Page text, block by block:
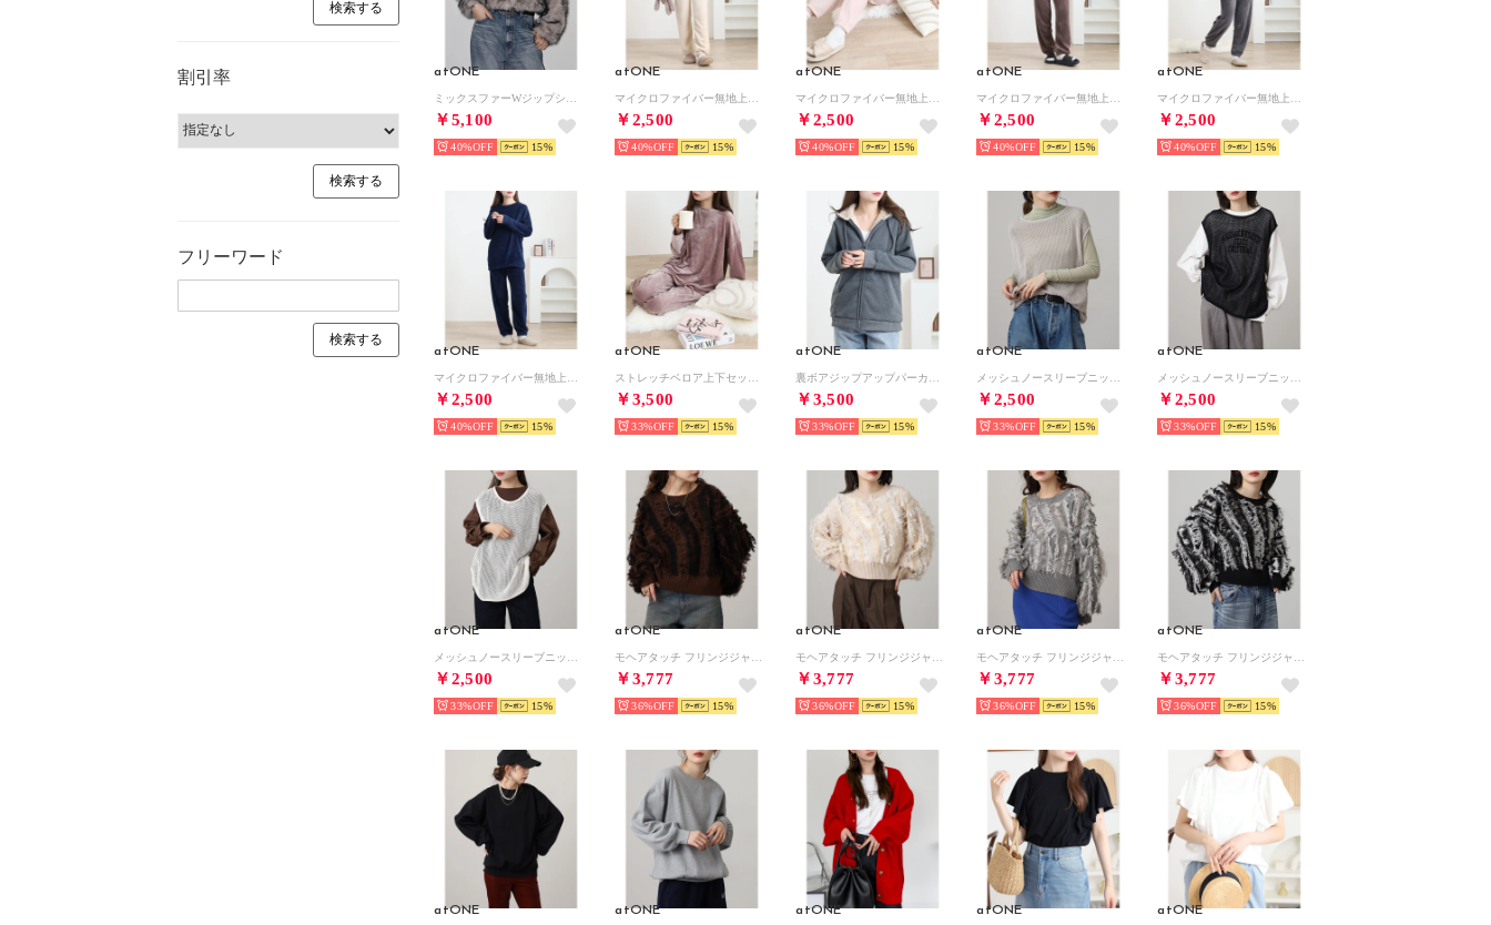
割引率
フリーワード
atONE
￥5,100
40% 15
atONE
￥2,500
40% 15
atONE
￥2,500
40% 15
atONE
￥2,500
40% 15
atONE
￥2,500
40% 15
atONE
￥2,500
40% 15
atONE
￥3,500
33% 15
atONE
￥3,500
33% 15
atONE
￥2,500
33% 15
atONE
￥2,500
33% 15
atONE
￥2,500
33% 15
atONE
￥3,777
36% 15
atONE
￥3,777
36% 15
atONE
￥3,777
36% 15
atONE
￥3,777
36% 15
atONE atONE atONE atONE atONE